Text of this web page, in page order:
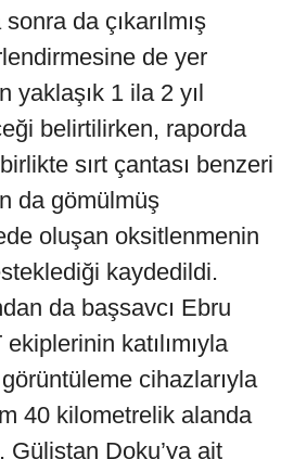
da çıkarılmış
de yer
yaklaşık 1 ila 2 yıl
belirtilirken, raporda
sırt çantası benzeri
da gömülmüş
oluşan oksitlenmenin
kaydedildi.
da başsavcı Ebru
katılımıyla
cihazlarıyla
40 kilometrelik alanda
Gülistan Doku’ya ait